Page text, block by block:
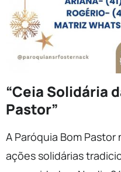
“Ceia Solidária
Pastor”
A Paróquia Bom
ações solidárias